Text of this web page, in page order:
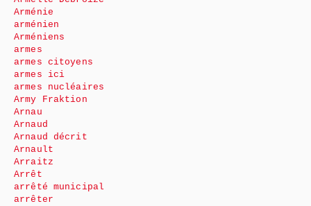
Arménie
arménien
Arméniens
armes
armes citoyens
armes ici
armes nucléaires
Army Fraktion
Arnau
Arnaud
Arnaud décrit
Arnault
Arraitz
Arrêt
arrêté municipal
arrêter